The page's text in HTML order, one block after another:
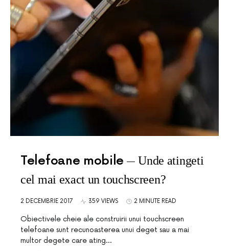
Telefoane mobile
Unde atingeti
cel mai exact un touchscreen?
2 DECEMBRIE 2017 359 VIEWS 2 MINUTE READ
Obiectivele cheie ale construirii unui touchscreen
telefoane sunt recunoasterea unui deget sau a mai
multor degete care ating…